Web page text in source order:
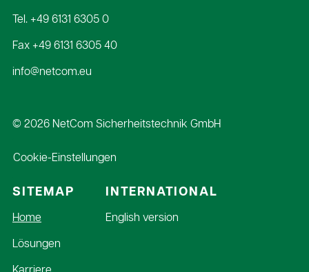
Tel. +49 6131 6305 0
Fax +49 6131 6305 40
info@netcom.eu
© 2026 NetCom Sicherheitstechnik GmbH
Cookie-Einstellungen
SITEMAP
Navigation
überspringen
Home
Lösungen
INTERNATIONAL
English version